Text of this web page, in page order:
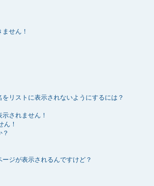
せん！
リストに表示されないようにするには？
されません！
ん！
ジが表示されるんですけど？